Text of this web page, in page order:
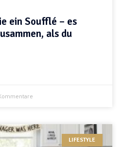
ein Soufflé – es
als du
LIFESTYLE